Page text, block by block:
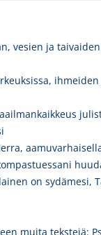
vesien ja
ihmeiden
on sydämesi,
muita tekstejä: